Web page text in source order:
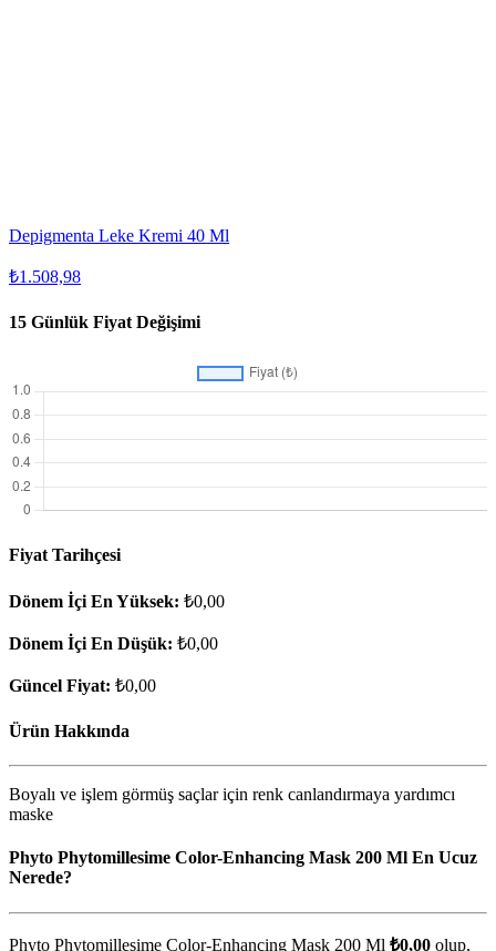
Depigmenta Leke Kremi 40 Ml
₺1.508,98
15 Günlük Fiyat Değişimi
Fiyat Tarihçesi
Dönem İçi En Yüksek: ₺0,00
Dönem İçi En Düşük: ₺0,00
Güncel Fiyat: ₺0,00
Ürün Hakkında
Boyalı ve işlem görmüş saçlar için renk canlandırmaya yardımcı
maske
Phyto Phytomillesime Color-Enhancing Mask 200 Ml En Ucuz
Nerede?
Phyto Phytomillesime Color-Enhancing Mask 200 Ml ₺0,00 olup,